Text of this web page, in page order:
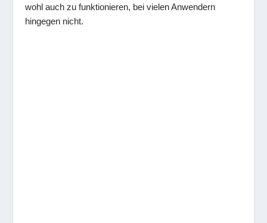
wohl auch zu funktionieren, bei vielen Anwendern
hingegen nicht.